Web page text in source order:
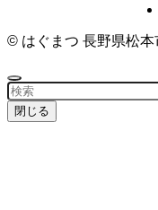
© はぐまつ 長野県松
閉じる